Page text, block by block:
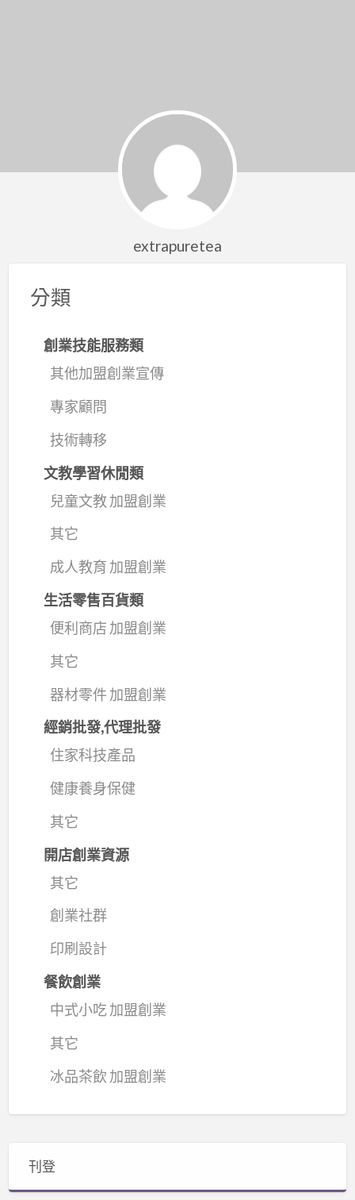
extrapuretea
分類
創業技能服務類
其他加盟創業宣傳
專家顧問
技術轉移
文教學習休閒類
兒童文教 加盟創業
其它
成人教育 加盟創業
生活零售百貨類
便利商店 加盟創業
其它
器材零件 加盟創業
經銷批發,代理批發
住家科技產品
健康養身保健
其它
開店創業資源
其它
創業社群
印刷設計
餐飲創業
中式小吃 加盟創業
其它
冰品茶飲 加盟創業
刊登